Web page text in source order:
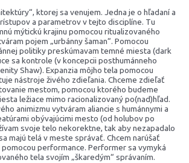
ktorej sa venujem. Jedna je o hľadaní a
a parametrov v tejto disciplíne. Tu
mýtickú krajinu pomocou ritualizovaného
pojem „urbánny šaman“. Pomocou
politiky preskúmavam temné miesta (dark
sa kontrole (v koncepcii posthumánneho
Shaw). Expanzia môjho tela pomocou
nástroje živého zdieľania. Chceme zdieľať
mestom, pomocou ktorého budeme
ležiace mimo racionalizovaný po(nad)hľad.
animizmu vytváram aliancie s humánnymi a
obývajúcimi mesto (od holubov po
svoje telo nekorektne, tak aby nezapadalo
majú telá v meste správať. Chcem narúšať
performance. Performer sa vymyká
tela svojím „škaredým“ správaním.